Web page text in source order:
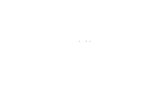
無料オンラインストレー